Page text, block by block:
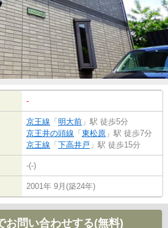
-
京王線 「 明大前 」駅 徒歩5分
京王井の頭線 「 東松原 」駅 徒歩7分
京王線 「 下高井戸 」駅 徒歩15分
-(-)
2001年 9月(築24年)
お問い合わせする(無料)